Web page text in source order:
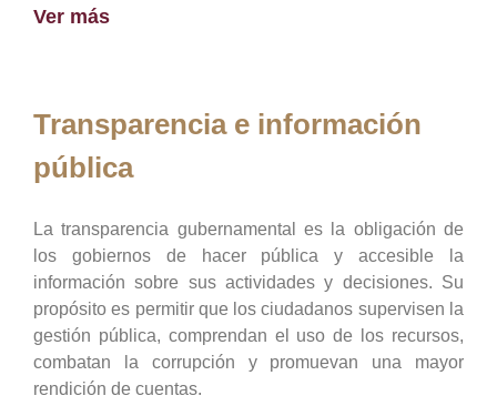
Ver más
Transparencia e información
pública
La transparencia gubernamental es la obligación de
los gobiernos de hacer pública y accesible la
información sobre sus actividades y decisiones. Su
propósito es permitir que los ciudadanos supervisen la
gestión pública, comprendan el uso de los recursos,
combatan la corrupción y promuevan una mayor
rendición de cuentas.